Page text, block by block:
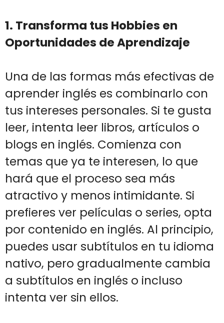
1. Transforma tus Hobbies en
Oportunidades de Aprendizaje
Una de las formas más efectivas de
aprender inglés es combinarlo con
tus intereses personales. Si te gusta
leer, intenta leer libros, artículos o
blogs en inglés. Comienza con
temas que ya te interesen, lo que
hará que el proceso sea más
atractivo y menos intimidante. Si
prefieres ver películas o series, opta
por contenido en inglés. Al principio,
puedes usar subtítulos en tu idioma
nativo, pero gradualmente cambia
a subtítulos en inglés o incluso
intenta ver sin ellos.